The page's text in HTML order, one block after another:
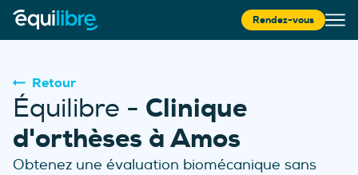
Rendez-vous
Retour
Équilibre - Clinique
d'orthèses à Amos
Obtenez une évaluation biomécanique sans